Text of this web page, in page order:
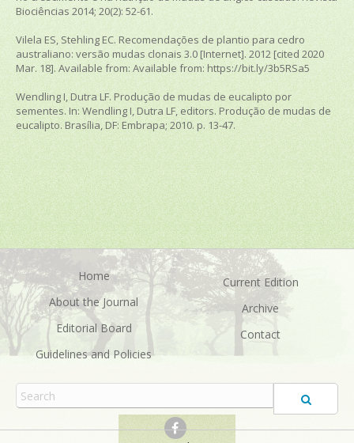
Biociências 2014; 20(2): 52-61.
Vilela ES, Stehling EC. Recomendações de plantio para cedro
australiano: versão mudas clonais 3.0[Internet]. 2012 [cited 2020
Mar. 18]. Available from:Available from: https://bit.ly/3b5RSa5
Wendling I, Dutra LF. Produção de mudas de eucalipto por
sementes. In: Wendling I, Dutra LF, editors. Produção de mudas de
eucalipto. Brasília, DF: Embrapa; 2010. p. 13-47.
Home
About the Journal
Editorial Board
Guidelines and Policies
Current Edition
Archive
Contact